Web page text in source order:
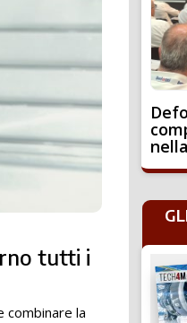
tutti i
combinare la